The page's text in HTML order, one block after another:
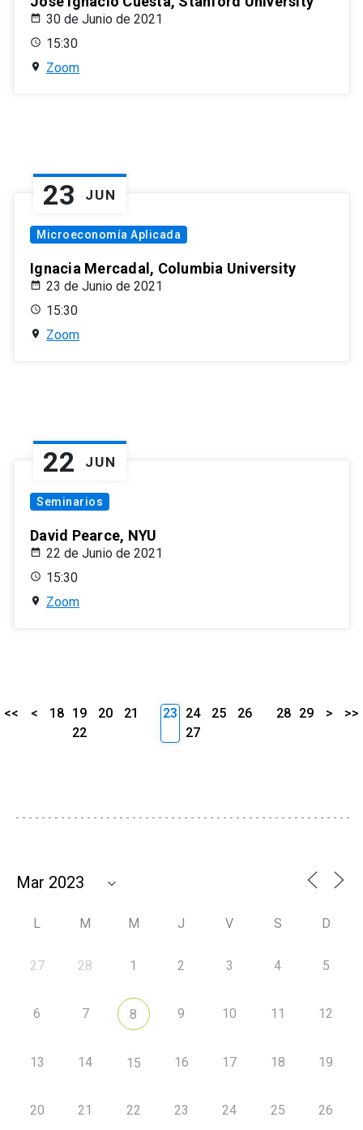
30 de Junio de 2021
15:30
Zoom
23 JUN
Microeconomía Aplicada
Ignacia Mercadal, Columbia University
23 de Junio de 2021
15:30
Zoom
22 JUN
Seminarios
David Pearce, NYU
22 de Junio de 2021
15:30
Zoom
<< < 18 19 20
21
22
23 24 25
26
27
28 29 > >>
L M M J V S D
27 28 1 2 3 4 5
6 7 8 9 10 11 12
13 14 15 16 17 18 19
20 21 22 23 24 25 26